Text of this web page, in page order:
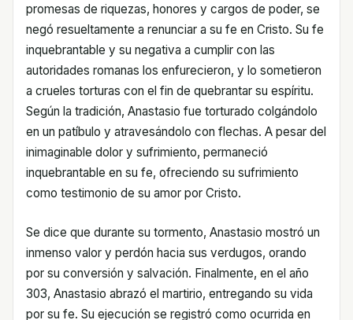
promesas de riquezas, honores y cargos de poder, se
negó resueltamente a renunciar a su fe en Cristo. Su fe
inquebrantable y su negativa a cumplir con las
autoridades romanas los enfurecieron, y lo sometieron
a crueles torturas con el fin de quebrantar su espíritu.
Según la tradición, Anastasio fue torturado colgándolo
en un patíbulo y atravesándolo con flechas. A pesar del
inimaginable dolor y sufrimiento, permaneció
inquebrantable en su fe, ofreciendo su sufrimiento
como testimonio de su amor por Cristo.
Se dice que durante su tormento, Anastasio mostró un
inmenso valor y perdón hacia sus verdugos, orando
por su conversión y salvación. Finalmente, en el año
303, Anastasio abrazó el martirio, entregando su vida
por su fe. Su ejecución se registró como ocurrida en